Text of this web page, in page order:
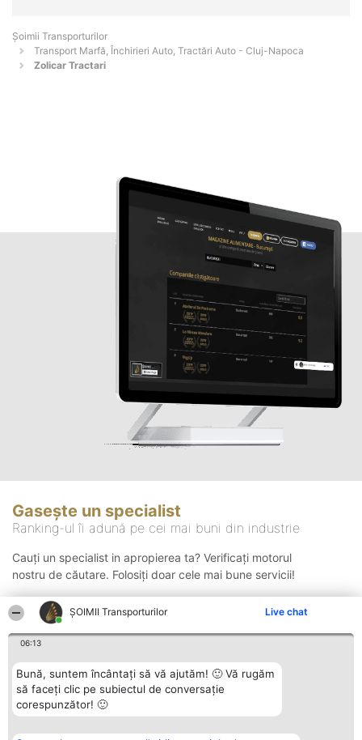
ȘOIMII Transporturilor Live chat
06:13
Bună, suntem încântați să vă ajutăm! 🙂 Vă rugăm
să faceți clic pe subiectul de conversație
corespunzător! 🙂
Șoimii Transporturilor
Transport Marfă, Închirieri Auto, Tractări Auto - Cluj-Napoca
Zolicar Tractari
Gasește un specialist
Ranking-ul îi adună pe cei mai buni din industrie
Cauți un specialist in apropierea ta? Verificați motorul
nostru de căutare. Folosiți doar cele mai bune servicii!